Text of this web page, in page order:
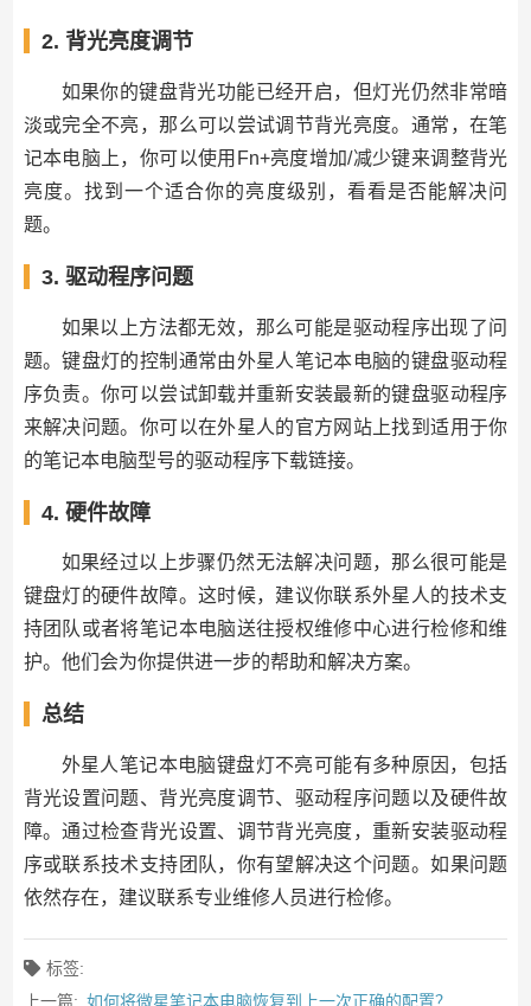
2. 背光亮度调节
如果你的键盘背光功能已经开启，但灯光仍然非常暗
淡或完全不亮，那么可以尝试调节背光亮度。通常，在笔
记本电脑上，你可以使用Fn+亮度增加/减少键来调整背光
亮度。找到一个适合你的亮度级别，看看是否能解决问
题。
3. 驱动程序问题
如果以上方法都无效，那么可能是驱动程序出现了问
题。键盘灯的控制通常由外星人笔记本电脑的键盘驱动程
序负责。你可以尝试卸载并重新安装最新的键盘驱动程序
来解决问题。你可以在外星人的官方网站上找到适用于你
的笔记本电脑型号的驱动程序下载链接。
4. 硬件故障
如果经过以上步骤仍然无法解决问题，那么很可能是
键盘灯的硬件故障。这时候，建议你联系外星人的技术支
持团队或者将笔记本电脑送往授权维修中心进行检修和维
护。他们会为你提供进一步的帮助和解决方案。
总结
外星人笔记本电脑键盘灯不亮可能有多种原因，包括
背光设置问题、背光亮度调节、驱动程序问题以及硬件故
障。通过检查背光设置、调节背光亮度，重新安装驱动程
序或联系技术支持团队，你有望解决这个问题。如果问题
依然存在，建议联系专业维修人员进行检修。
标签:
上一篇: 如何将微星笔记本电脑恢复到上一次正确的配置？